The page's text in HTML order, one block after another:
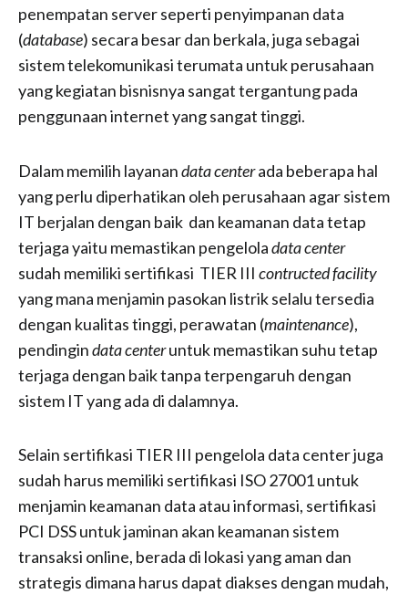
penempatan server seperti penyimpanan data
(database) secara besar dan berkala, juga sebagai
sistem telekomunikasi terumata untuk perusahaan
yang kegiatan bisnisnya sangat tergantung pada
penggunaan internet yang sangat tinggi.
Dalam memilih layanandata centerada beberapa hal
yang perlu diperhatikan oleh perusahaan agar sistem
IT berjalan dengan baik dan keamanan data tetap
terjaga yaitu memastikan pengeloladata center
sudah memiliki sertifikasi TIER III contructed facility
yang mana menjamin pasokan listrik selalu tersedia
dengan kualitas tinggi, perawatan (maintenance),
pendingindata centeruntuk memastikan suhu tetap
terjaga dengan baik tanpa terpengaruh dengan
sistem IT yang ada di dalamnya.
Selain sertifikasi TIER III pengelola data center juga
sudah harus memiliki sertifikasi ISO 27001 untuk
menjamin keamanan data atau informasi, sertifikasi
PCI DSS untuk jaminan akan keamanan sistem
transaksi online, berada di lokasi yang aman dan
strategis dimana harus dapat diakses dengan mudah,